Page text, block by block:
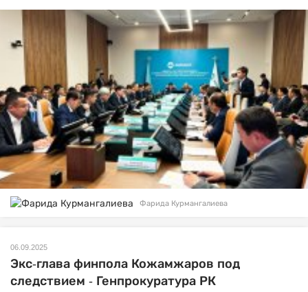
Фарида Курмангалиева
06.09.2025
Экс-глава финпола Кожамжаров под
следствием - Генпрокуратура РК